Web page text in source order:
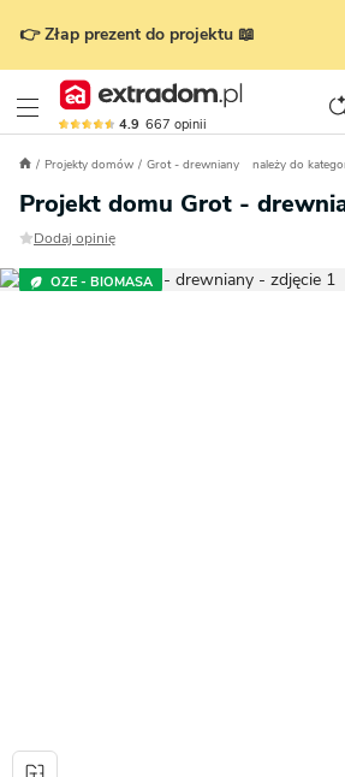
👉 Złap prezent do projektu 📖
4.9 667 opinii
Projekty domów Grot - drewniany należy do
Projekt domu Grot -
Dodaj opinię
OZE - BIOMASA